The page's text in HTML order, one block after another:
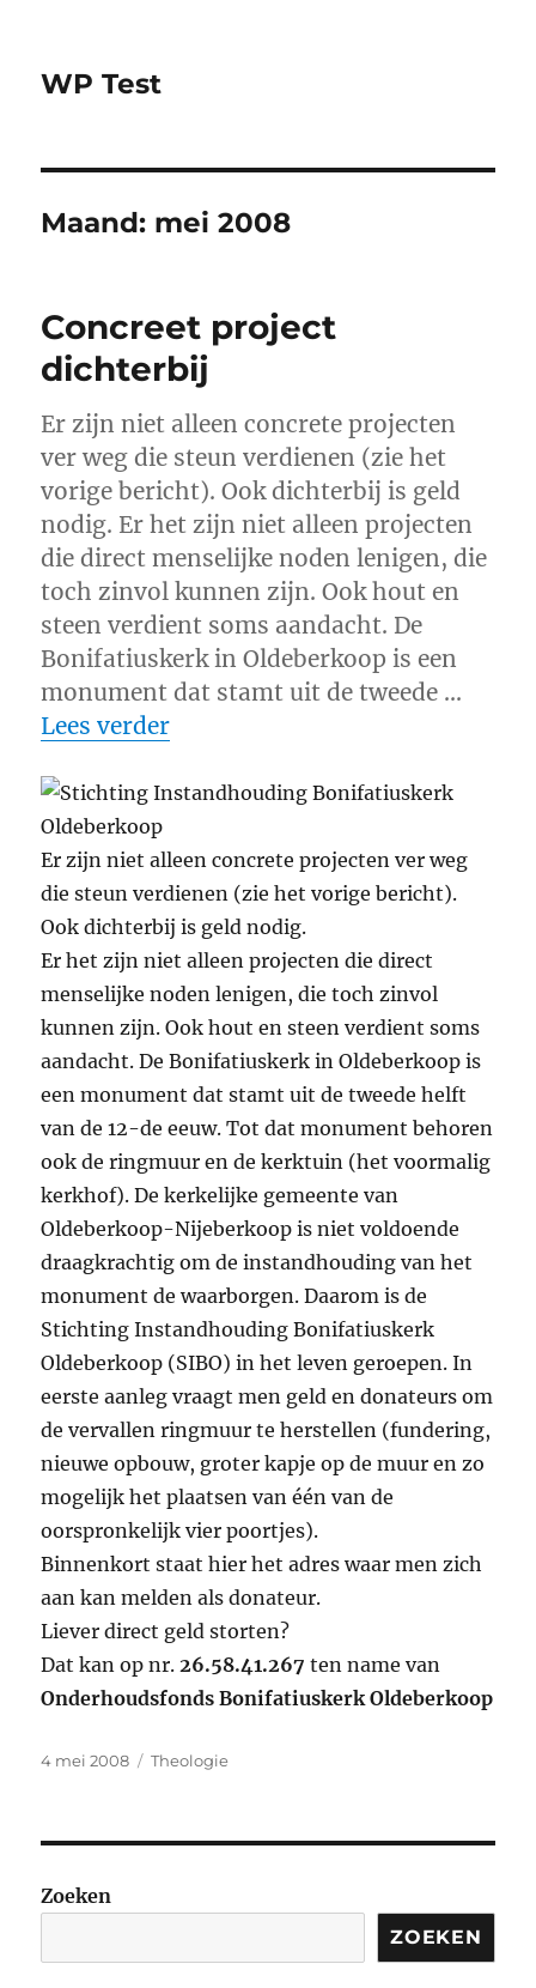
WP Test
Maand: mei 2008
Concreet project
dichterbij
Er zijn niet alleen concrete projecten
ver weg die steun verdienen (zie het
vorige bericht). Ook dichterbij is geld
nodig. Er het zijn niet alleen projecten
die direct menselijke noden lenigen, die
toch zinvol kunnen zijn. Ook hout en
steen verdient soms aandacht. De
Bonifatiuskerk in Oldeberkoop is een
monument dat stamt uit de tweede …
Lees verder“Concreet project dichterbij”
Er zijn niet alleen concrete projecten ver weg
die steun verdienen (zie het vorige bericht).
Ook dichterbij is geld nodig.
Er het zijn niet alleen projecten die direct
menselijke noden lenigen, die toch zinvol
kunnen zijn. Ook hout en steen verdient soms
aandacht. De Bonifatiuskerk in Oldeberkoop is
een monument dat stamt uit de tweede helft
van de 12-de eeuw. Tot dat monument behoren
ook de ringmuur en de kerktuin (het voormalig
kerkhof). De kerkelijke gemeente van
Oldeberkoop-Nijeberkoop is niet voldoende
draagkrachtig om de instandhouding van het
monument de waarborgen. Daarom is de
Stichting Instandhouding Bonifatiuskerk
Oldeberkoop (SIBO) in het leven geroepen. In
eerste aanleg vraagt men geld en donateurs om
de vervallen ringmuur te herstellen (fundering,
nieuwe opbouw, groter kapje op de muur en zo
mogelijk het plaatsen van één van de
oorspronkelijk vier poortjes).
Binnenkort staat hier het adres waar men zich
aan kan melden als donateur.
Liever direct geld storten?
Dat kan op nr.26.58.41.267 ten name van
Onderhoudsfonds Bonifatiuskerk Oldeberkoop
Geplaatst
4 mei 2008 Categorieën
Theologie
Zoeken
ZOEKEN